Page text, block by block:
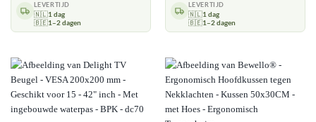
LEVERTIJD
🇳🇱1 dag
🇧🇪1–2 dagen
LEVERTIJD
🇳🇱1 dag
🇧🇪1–2 dagen